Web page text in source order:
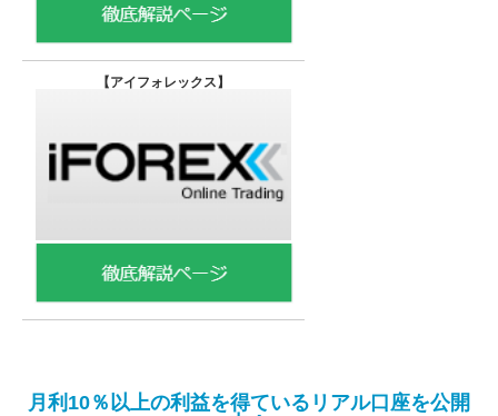
【アイフォレックス】
月利10％以上の利益を得ているリアル口座を公開